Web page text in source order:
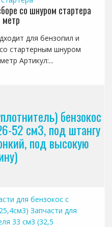
со шнуром стартера
для бензопил и
стартерным шнуром
Артикул:...
бензокос
52 см3, под штангу
под высокую
для бензокос с
Запчасти для
33 см3 (32,5